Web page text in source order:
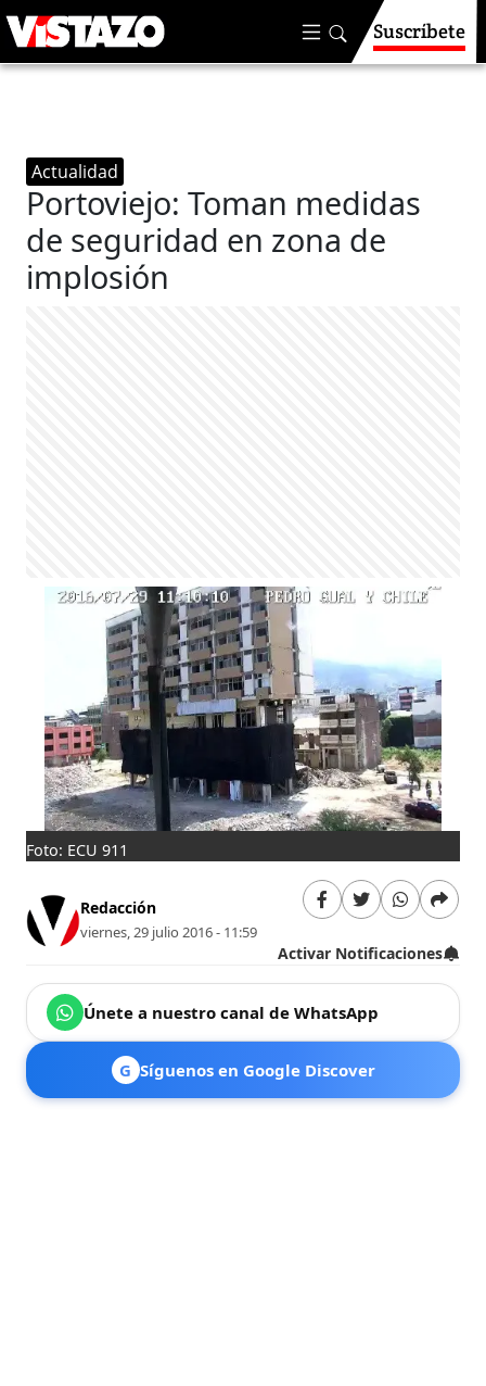
Suscríbete
Actualidad
Portoviejo: Toman medidas
de seguridad en zona de
implosión
Foto: ECU 911
Redacción
viernes, 29 julio 2016 - 11:59
Activar Notificaciones
Únete a nuestro canal de WhatsApp
G Síguenos en Google Discover